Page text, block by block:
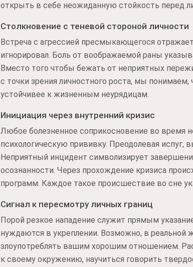
открыть в себе неожиданную стойкость перед
Столкновение с теневой стороной личности
Встреча с агрессией пресмыкающегося
игнорировал. Боль от воображаемой раны
Вместо того чтобы бежать от неприятных
с точки зрения личностного роста, мы
устойчивее к жизненным неурядицам.
Инициация через внутренний кризис
Любое болезненное соприкосновение во время
психологическую прививку. Преодолевая испуг,
Неприятный инцидент символизирует
осознанности. Через прохождение кризиса
программ. Каждое такое происшествие во сне
Сигнал к пересмотру личных границ
Порой резкое нападение служит прямым
нуждаются в укреплении. Возможно, в
злоупотреблять вашим хорошим отношением.
к своему окружению, научиться говорить